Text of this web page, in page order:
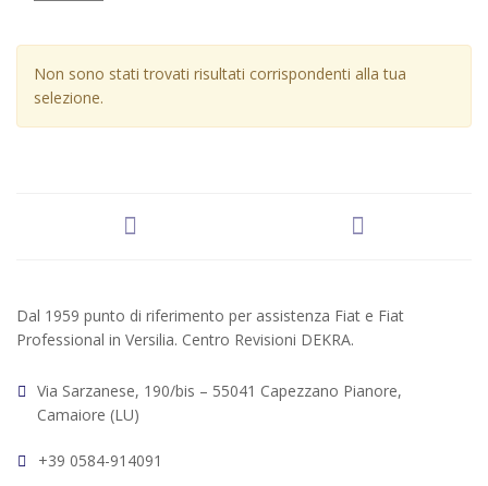
Non sono stati trovati risultati corrispondenti alla tua
selezione.
Dal 1959 punto di riferimento per assistenza Fiat e Fiat
Professional in Versilia. Centro Revisioni DEKRA.
Via Sarzanese, 190/bis – 55041 Capezzano Pianore,
Camaiore (LU)
+39 0584-914091